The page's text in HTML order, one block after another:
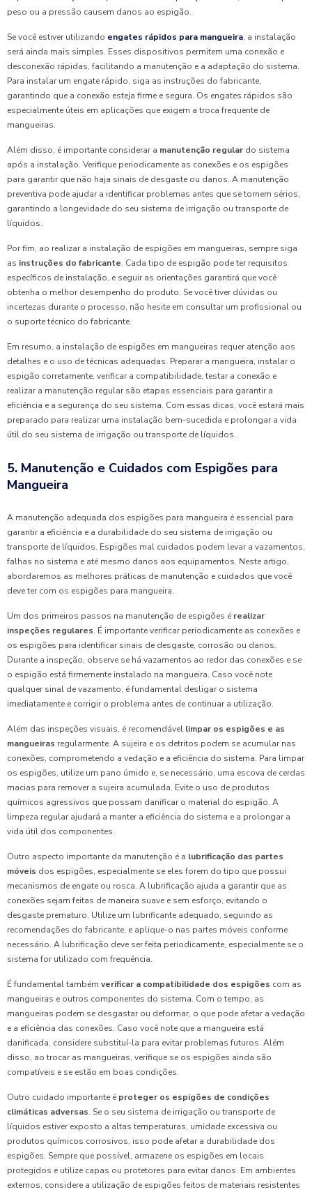
peso ou a pressão causem danos ao espigão.
Se você estiver utilizando engates rápidos para mangueira, a instalação
será ainda mais simples. Esses dispositivos permitem uma conexão e
desconexão rápidas, facilitando a manutenção e a adaptação do sistema.
Para instalar um engate rápido, siga as instruções do fabricante,
garantindo que a conexão esteja firme e segura. Os engates rápidos são
especialmente úteis em aplicações que exigem a troca frequente de
mangueiras.
Além disso, é importante considerar a manutenção regular do sistema
após a instalação. Verifique periodicamente as conexões e os espigões
para garantir que não haja sinais de desgaste ou danos. A manutenção
preventiva pode ajudar a identificar problemas antes que se tornem sérios,
garantindo a longevidade do seu sistema de irrigação ou transporte de
líquidos.
Por fim, ao realizar a instalação de espigões em mangueiras, sempre siga
as instruções do fabricante. Cada tipo de espigão pode ter requisitos
específicos de instalação, e seguir as orientações garantirá que você
obtenha o melhor desempenho do produto. Se você tiver dúvidas ou
incertezas durante o processo, não hesite em consultar um profissional ou
o suporte técnico do fabricante.
Em resumo, a instalação de espigões em mangueiras requer atenção aos
detalhes e o uso de técnicas adequadas. Preparar a mangueira, instalar o
espigão corretamente, verificar a compatibilidade, testar a conexão e
realizar a manutenção regular são etapas essenciais para garantir a
eficiência e a segurança do seu sistema. Com essas dicas, você estará mais
preparado para realizar uma instalação bem-sucedida e prolongar a vida
útil do seu sistema de irrigação ou transporte de líquidos.
5. Manutenção e Cuidados com Espigões para
Mangueira
A manutenção adequada dos espigões para mangueira é essencial para
garantir a eficiência e a durabilidade do seu sistema de irrigação ou
transporte de líquidos. Espigões mal cuidados podem levar a vazamentos,
falhas no sistema e até mesmo danos aos equipamentos. Neste artigo,
abordaremos as melhores práticas de manutenção e cuidados que você
deve ter com os espigões para mangueira.
Um dos primeiros passos na manutenção de espigões é realizar
inspeções regulares. É importante verificar periodicamente as conexões e
os espigões para identificar sinais de desgaste, corrosão ou danos.
Durante a inspeção, observe se há vazamentos ao redor das conexões e se
o espigão está firmemente instalado na mangueira. Caso você note
qualquer sinal de vazamento, é fundamental desligar o sistema
imediatamente e corrigir o problema antes de continuar a utilização.
Além das inspeções visuais, é recomendável limpar os espigões e as
mangueiras regularmente. A sujeira e os detritos podem se acumular nas
conexões, comprometendo a vedação e a eficiência do sistema. Para limpar
os espigões, utilize um pano úmido e, se necessário, uma escova de cerdas
macias para remover a sujeira acumulada. Evite o uso de produtos
químicos agressivos que possam danificar o material do espigão. A
limpeza regular ajudará a manter a eficiência do sistema e a prolongar a
vida útil dos componentes.
Outro aspecto importante da manutenção é a lubrificação das partes
móveis dos espigões, especialmente se eles forem do tipo que possui
mecanismos de engate ou rosca. A lubrificação ajuda a garantir que as
conexões sejam feitas de maneira suave e sem esforço, evitando o
desgaste prematuro. Utilize um lubrificante adequado, seguindo as
recomendações do fabricante, e aplique-o nas partes móveis conforme
necessário. A lubrificação deve ser feita periodicamente, especialmente se o
sistema for utilizado com frequência.
É fundamental também verificar a compatibilidade dos espigões com as
mangueiras e outros componentes do sistema. Com o tempo, as
mangueiras podem se desgastar ou deformar, o que pode afetar a vedação
e a eficiência das conexões. Caso você note que a mangueira está
danificada, considere substituí-la para evitar problemas futuros. Além
disso, ao trocar as mangueiras, verifique se os espigões ainda são
compatíveis e se estão em boas condições.
Outro cuidado importante é proteger os espigões de condições
climáticas adversas. Se o seu sistema de irrigação ou transporte de
líquidos estiver exposto a altas temperaturas, umidade excessiva ou
produtos químicos corrosivos, isso pode afetar a durabilidade dos
espigões. Sempre que possível, armazene os espigões em locais
protegidos e utilize capas ou protetores para evitar danos. Em ambientes
externos, considere a utilização de espigões feitos de materiais resistentes